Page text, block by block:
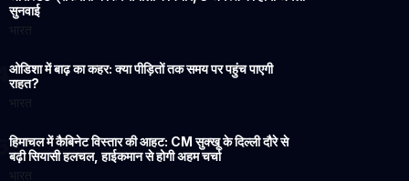
सुनवाई
4ओडिशा में बाढ़ का कहर: क्या पीड़ितों तक समय पर पहुंच पाएगी
राहत?
5हिमाचल में कैबिनेट विस्तार की आहट: CM सुक्खू के दिल्ली दौरे से
बढ़ी सियासी हलचल, हाईकमान से होगी अहम चर्चा